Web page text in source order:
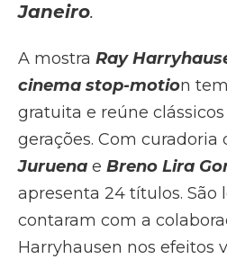
Janeiro.
A mostra Ray
cinema stop-motion
gratuita e reúne
gerações. Com curadoria
Juruena e Breno Lira
apresenta 24 títulos. São
contaram com a
Harryhausen nos efeitos